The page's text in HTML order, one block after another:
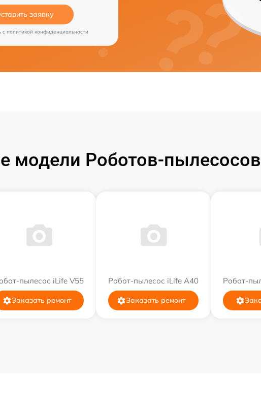
заявку
c политикой конфиденциальности
модели Роботов-
пылесос iLife V55
Заказать ремонт
Робот-пылесос iLife A40
Заказать ремонт
Робот-